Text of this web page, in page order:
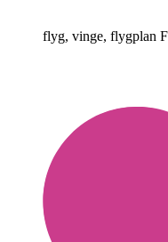
flyg, vinge, flygplan